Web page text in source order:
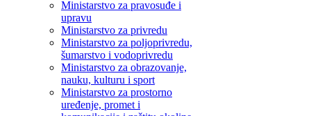
Ministarstvo za pravosuđe i
upravu
Ministarstvo za privredu
Ministarstvo za poljoprivredu,
šumarstvo i vodoprivredu
Ministarstvo za obrazovanje,
nauku, kulturu i sport
Ministarstvo za prostorno
uređenje, promet i